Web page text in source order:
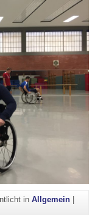
in Allgemein|